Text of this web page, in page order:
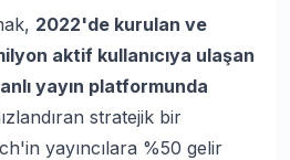
2022'de kurulan ve
aktif kullanıcıya ulaşan
yayın platformunda
stratejik bir
yayıncılara %50 gelir